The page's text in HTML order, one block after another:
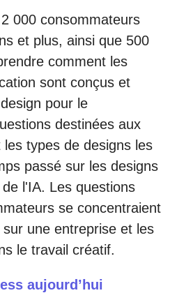
000 consommateurs
et plus, ainsi que 500
comment les
sont conçus et
pour le
destinées aux
types de designs les
passé sur les designs
l'IA. Les questions
se concentraient
une entreprise et les
le travail créatif.
aujourd’hui